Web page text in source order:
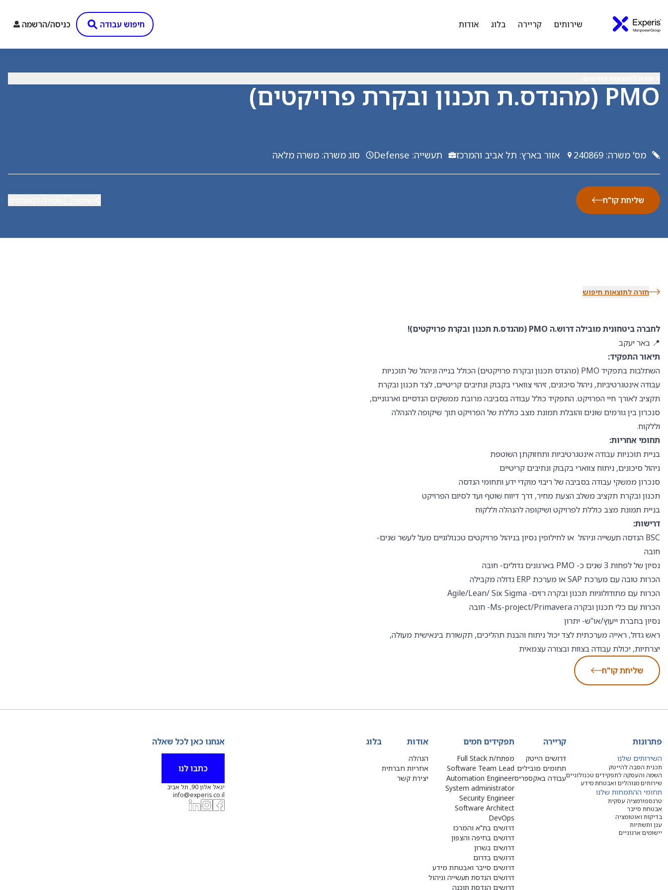
שירותים קריירה בלוג אודות חיפוש עבודה כניסה/הרשמה
PMO (מהנדס.ת תכנון ובקרת פרויקטים)
מס' משרה:
240869 אזור בארץ: תל אביב והמרכז תעשייה:
Defense סוג משרה: משרה מלאה
שליחת קו"ח
חזרה לתוצאות חיפוש
לחברה ביטחונית מובילה דרוש.ה PMO (מהנדס.ת תכנון ובקרת פרויקטים)!
📍 באר יעקב
תיאור התפקיד:
השתלבות בתפקיד PMO (מהנדס תכנון ובקרת פרויקטים) הכולל בנייה וניהול של תוכניות
עבודה אינטגרטיביות, ניהול סיכונים, זיהוי צווארי בקבוק ונתיבים קריטיים, לצד תכנון ובקרת
תקציב לאורך חיי הפרויקט. התפקיד כולל עבודה בסביבה מרובת ממשקים הנדסיים וארגוניים,
סנכרון בין גורמים שונים והובלת תמונת מצב כוללת של הפרויקט תוך שיקופה להנהלה
וללקוח.
תחומי אחריות:
בניית תוכניות עבודה אינטגרטיביות ותחזוקתן השוטפת
ניהול סיכונים, ניתוח צווארי בקבוק ונתיבים קריטיים
סנכרון ממשקי עבודה בסביבה של ריבוי מוקדי ידע ותחומי הנדסה
תכנון ובקרת תקציב משלב הצעת מחיר, דרך דיווח שוטף ועד לסיום הפרויקט
בניית תמונת מצב כוללת לפרויקט ושיקופה להנהלה וללקוח
דרישות:
BSC הנדסה תעשייה וניהול או לחילופין נסיון בניהול פרויקטים טכנולוגיים מעל לעשר שנים-
חובה
נסיון של לפחות 3 שנים כ- PMO בארגונים גדולים- חובה
הכרות טובה עם מערכת SAP או מערכת ERP גדולה מקבילה
הכרות עם מתודולוגיות תכנון ובקרה רזים- Agile/Lean/ Six Sigma
הכרות עם כלי תכנון ובקרה Ms-project/Primavera- חובה
נסיון בחברת ייעוץ/או”ש- יתרון
ראש גדול, ראייה מערכתית לצד יכול ניתוח והבנת תהליכים, תקשורת בינאישית מעולה,
יצרתיות, יכולת עבודה בצוות ובצורה עצמאית
שליחת קו"ח
פתרונות
השירותים שלנו
תכנית הסבה להייטק
השמה והעסקה לתפקידים טכנולוגיים
שירותים מנוהלים ואבטחת מידע
תחומי ההתמחות שלנו
טרנספורמציה עסקית
אבטחת סייבר
בדיקות ואוטומציה
ענן ותשתיות
יישומים ארגוניים
קריירה
דרושים הייטק
תחומים מובילים
עבודה באקספריס
תפקידים חמים
מפתח/ת Full Stack
Software Team Lead
Automation Engineer
System administrator
Security Engineer
Software Architect
DevOps
דרושים בת"א והמרכז
דרושים בחיפה והצפון
דרושים בשרון
דרושים בדרום
דרושים סייבר ואבטחת מידע
דרושים הנדסת תעשייה וניהול
דרושים הנדסת תוכנה
אודות
הנהלה
אחריות חברתית
יצירת קשר
בלוג אנחנו כאן לכל שאלה
כתבו לנו
יגאל אלון 90, תל אביב
info@experis.co.il